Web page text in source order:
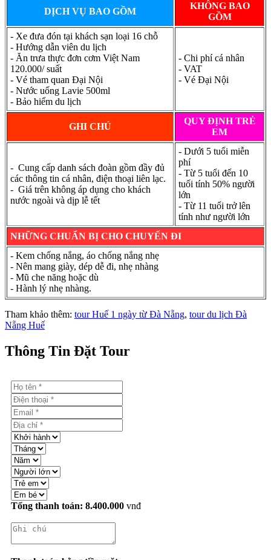
DỊCH VỤ BAO GỒM
KHÔNG BAO
GỒM
- Xe đưa đón tại khách sạn loại 16 chỗ
- Hướng dẫn viên du lịch
- Ăn trưa thực đơn cơm Việt Nam
120.000/ suất
- Vé tham quan Đại Nội
- Nước uống Lavie 500ml
- Bảo hiểm du lịch
- Chi phí cá nhân
- VAT
- Vé Đại Nội
GHI CHÚ
QUY ĐỊNH TRẺ
EM
- Cung cấp danh sách đoàn gồm đầy đủ
các thông tin cá nhân, điện thoại liên lạc.
- Giá trên không áp dụng cho khách
nước ngoài và dịp lễ tết
- Dưới 5 tuổi miễn
phí
- Từ 5 tuổi đến 10
tuối tính 50% người
lớn
- Từ 11 tuổi trở lên
tính như người lớn
NHỮNG CHUẨN BỊ CHO CHUYẾN ĐI
- Kem chống nắng, áo chống nắng nhẹ
- Nên mang giày, dép dễ đi, nhẹ nhàng
- Mũ che năng hoặc dù
- Hành lý nhẹ nhàng.
Tham khảo thêm: tour Huế 1 ngày từ Đà Nẵng, tour du lịch Đà
Nẵng Huế
Thông Tin Đặt Tour
Tổng thanh toán: 8.400.000 vnđ